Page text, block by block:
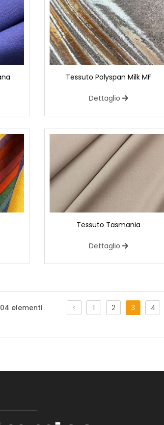
Tessuto Polyspan Milk MF
Dettaglio
Tessuto Tasmania
Dettaglio
Tessuto affascinante e versatile che unisce
una base elastica. Le paillettes, piccoli
base elastica aggiunge comfort e
conferiscono alla maglia una texture
tipo di tessuto è spesso utilizzato nella
elementi 1 2 3 4